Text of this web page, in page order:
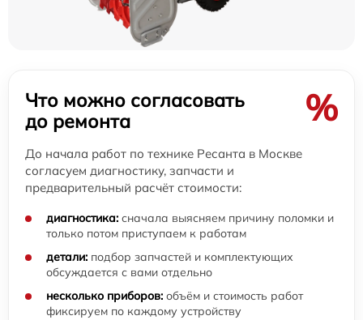
Что можно согласовать
до ремонта
%
До начала работ по технике Ресанта в Москве
согласуем диагностику, запчасти и
предварительный расчёт стоимости:
диагностика: сначала выясняем причину поломки и
только потом приступаем к работам
детали: подбор запчастей и комплектующих
обсуждается с вами отдельно
несколько приборов: объём и стоимость работ
фиксируем по каждому устройству